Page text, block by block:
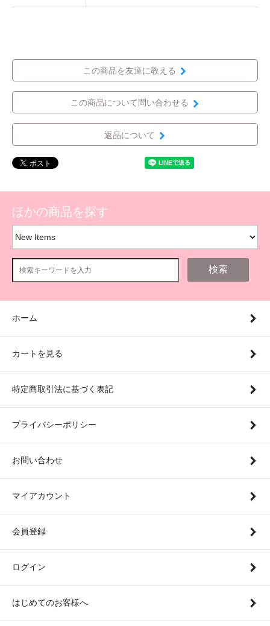
この商品を友達に教える
この商品について問い合わせる
返品について
ほかの商品を探す
検索
ホーム
カートを見る
特定商取引法に基づく表記
プライバシーポリシー
お問い合わせ
マイアカウント
会員登録
ログイン
はじめてのお客様へ